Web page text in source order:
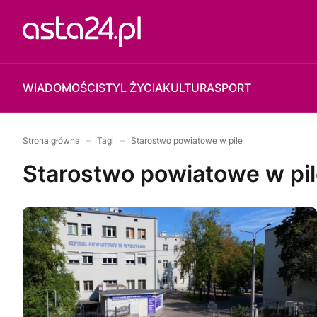
WIADOMOŚCISTYL ŻYCIAKULTURASPORT
Strona główna Tagi Starostwo powiatowe w pile
Starostwo powiatowe w